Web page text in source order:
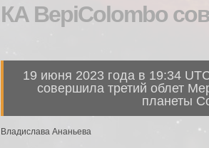
КА BepiColombo
19 июня 2023 года в 19:34
совершила третий облет
планеты
Владислава Ананьева